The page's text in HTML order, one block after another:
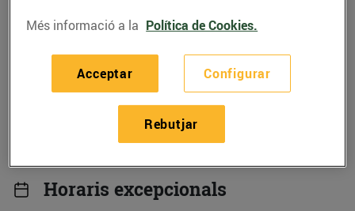
Horaris
Horaris excepcionals
Més informació a la Política de Cookies.
Configurar
Rebutjar
Acceptar